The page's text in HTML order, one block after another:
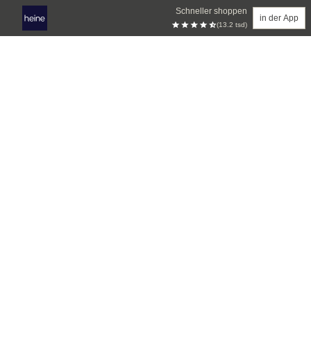
Schneller shoppen
(13.2 tsd)
in der App